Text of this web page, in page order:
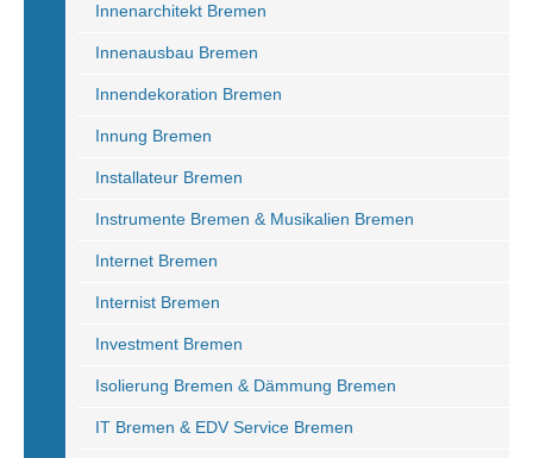
Innenarchitekt Bremen
Innenausbau Bremen
Innendekoration Bremen
Innung Bremen
Installateur Bremen
Instrumente Bremen & Musikalien Bremen
Internet Bremen
Internist Bremen
Investment Bremen
Isolierung Bremen & Dämmung Bremen
IT Bremen & EDV Service Bremen